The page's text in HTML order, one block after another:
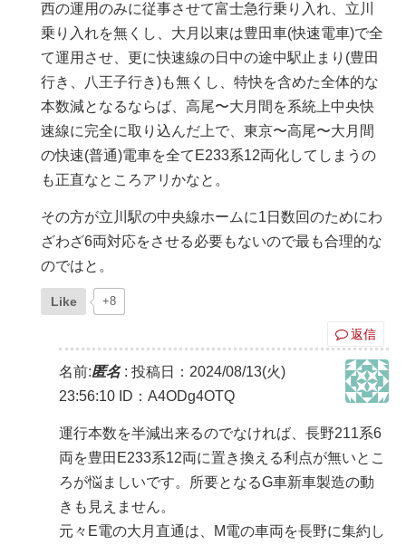
西の運用のみに従事させて富士急行乗り入れ、立川
乗り入れを無くし、大月以東は豊田車(快速電車)で全
て運用させ、更に快速線の日中の途中駅止まり(豊田
行き、八王子行き)も無くし、特快を含めた全体的な
本数減となるならば、高尾〜大月間を系統上中央快
速線に完全に取り込んだ上で、東京〜高尾〜大月間
の快速(普通)電車を全てE233系12両化してしまうの
も正直なところアリかなと。
その方が立川駅の中央線ホームに1日数回のためにわ
ざわざ6両対応をさせる必要もないので最も合理的な
のではと。
Like +8
返信
名前:匿名: 投稿日：2024/08/13(火)
23:56:10 ID：A4ODg4OTQ
運行本数を半減出来るのでなければ、長野211系6
両を豊田E233系12両に置き換える利点が無いとこ
ろが悩ましいです。所要となるG車新車製造の動
きも見えません。
元々E電の大月直通は、M電の車両を長野に集約し